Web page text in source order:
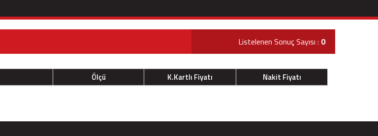
Listelenen Sonuç Sayısı : 0
Ölçü K.Kartlı Fiyatı Nakit Fiyatı